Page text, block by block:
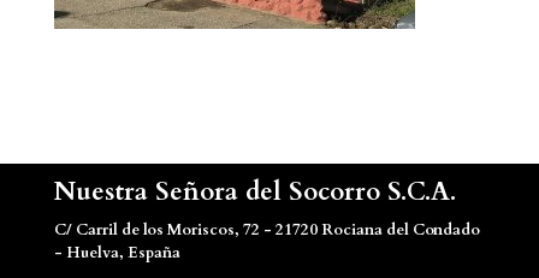
Nuestra Señora del Socorro S.C.A.
C/ Carril de los Moriscos, 72 - 21720 Rociana del Condado
- Huelva, España